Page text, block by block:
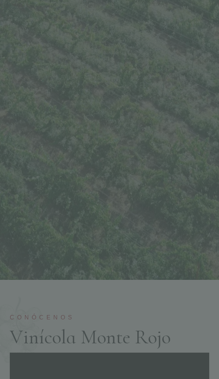
CONÓCENOS
Vinícola Monte Rojo